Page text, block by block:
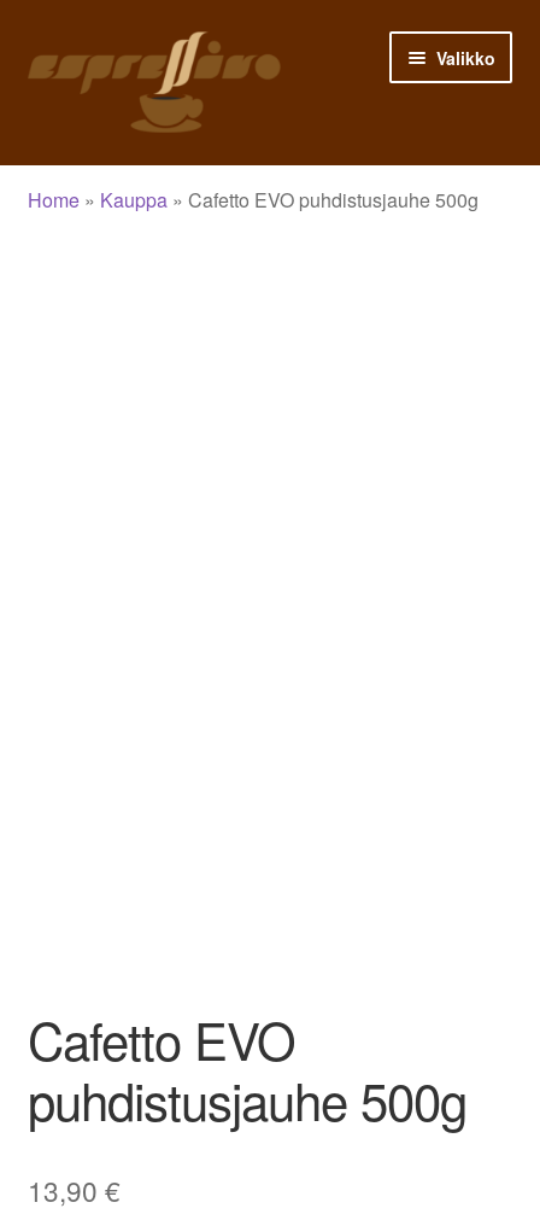
navigointiin
sisältöön
Valikko
Etusivu
Home» Kauppa» Cafetto EVO puhdistusjauhe 500g
Cafetto EVO
puhdistusjauhe 500g
13,90 €